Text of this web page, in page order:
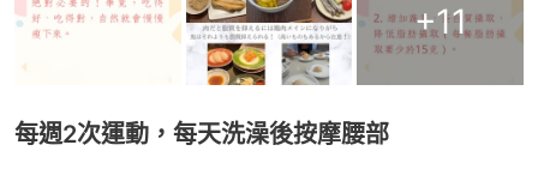
+11
每週2次運動，每天洗澡後按摩腰部